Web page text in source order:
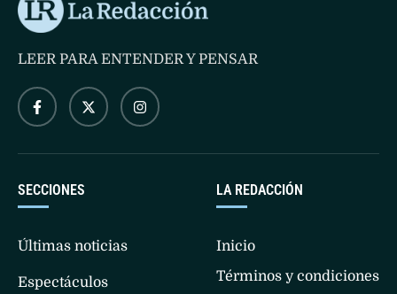
LA REDACCIÓN
Inicio
Términos y condiciones
SECCIONES
Últimas noticias
Espectáculos
LEER PARA ENTENDER Y PENSAR